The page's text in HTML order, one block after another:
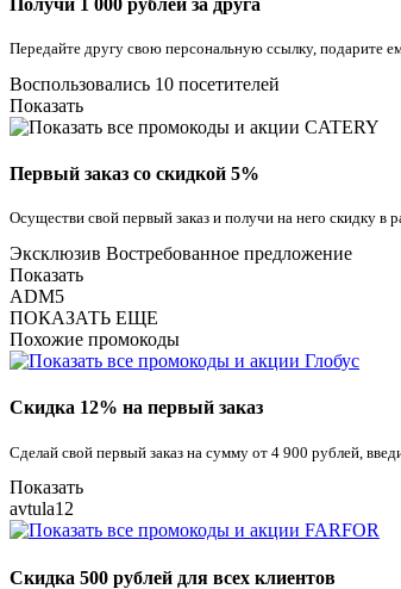
Передайте другу свою персональную ссылку, подарите
Воспользовались 10 посетителей
Показать
Первый заказ со скидкой 5%
Осуществи свой первый заказ и получи на него скидку в
Эксклюзив Востребованное предложение
Показать
ADM5
ПОКАЗАТЬ ЕЩЕ
Похожие промокоды
Скидка 12% на первый заказ
Сделай свой первый заказ на сумму от 4 900 рублей,
Показать
avtula12
Скидка 500 рублей для всех клиентов